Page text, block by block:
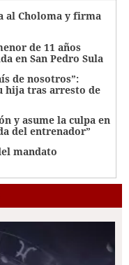
al Choloma y firma
de 11 años
en San Pedro Sula
de nosotros”:
hija tras arresto de
y asume la culpa en
del entrenador”
mandato